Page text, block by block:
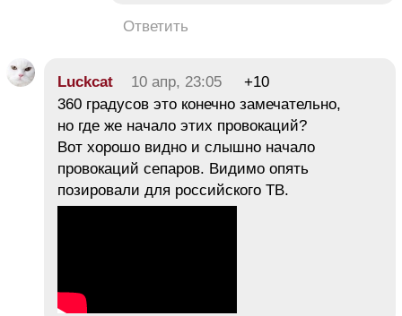
Ответить
Luckcat 10 апр, 23:05
+10
360 градусов это конечно замечательно,
но где же начало этих провокаций?
Вот хорошо видно и слышно начало
провокаций сепаров. Видимо опять
позировали для российского ТВ.